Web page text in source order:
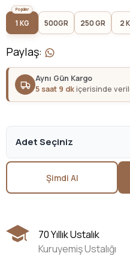
1 KG 500GR 250 GR 2
Paylaş:
Aynı Gün Kargo
5 saat 9 dkiçerisinde
Adet Seçiniz
Şimdi Al
70 Yıllık Ustalık
Kuruyemiş Ustalığı